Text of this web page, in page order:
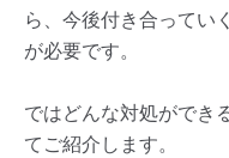
ら、今後付き合ってい
が必要です。
ではどんな対処ができ
てご紹介します。